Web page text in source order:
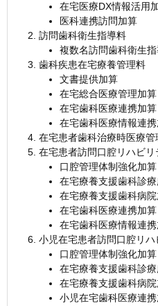
在宅医療DX情報活用
医科連携訪問加算
訪問歯科衛生指導料
複数名訪問歯科衛生
歯科疾患在宅療養管理料
文書提供加算
在宅総合医療管理加算
在宅歯科医療連携加算
在宅歯科医療情報連
在宅患者歯科治療時医療管
在宅患者訪問口腔リハビ
口腔管理体制強化加算
在宅療養支援歯科診
在宅療養支援歯科病
在宅歯科医療連携加算
在宅歯科医療情報連
小児在宅患者訪問口腔リ
口腔管理体制強化加算
在宅療養支援歯科診
在宅療養支援歯科病
小児在宅歯科医療連